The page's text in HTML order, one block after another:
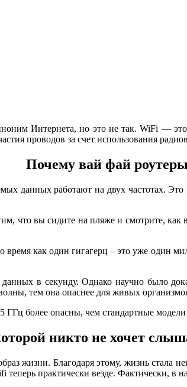
Интернета, но это не так. WiFi —
проводов за счет использования
Почему вай фай
данных работают на двух частотах.
что вы сидите на пляже и смотрите,
как один гигагерц – это уже один
в секунду. Однако научно было
тем она опаснее для живых
более опасны, чем стандартные
никто не хочет
жизни. Благодаря этому, жизнь стала
практически везде. Фактически, в